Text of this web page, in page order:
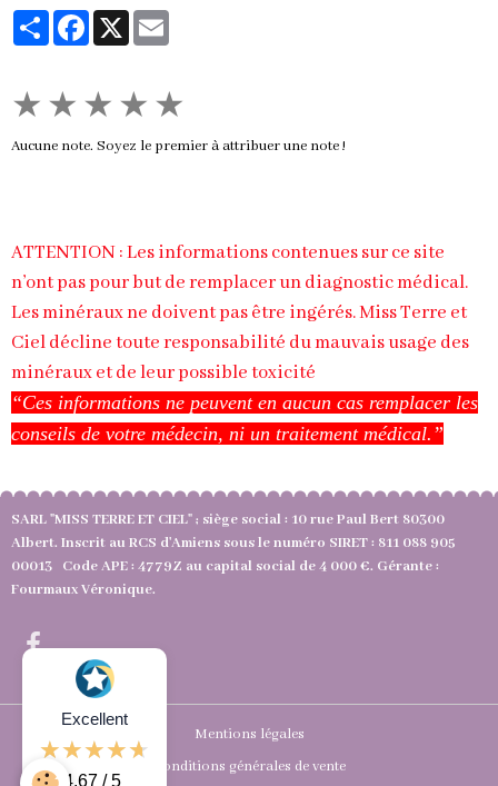
PartagerFacebook
X
★ ★ ★ ★ ★
Aucune note. Soyez le premier à attribuer une note !
ATTENTION : Les informations contenues sur ce site
n’ont pas pour but de remplacer un diagnostic médical.
Les minéraux ne doivent pas être ingérés. Miss Terre et
Ciel décline toute responsabilité du mauvais usage des
minéraux et de leur possible toxicité
“Ces informations ne peuvent en aucun cas remplacer les
conseils de votre médecin, ni un traitement médical.”
SARL "MISS TERRE ET CIEL" ; siège social : 10 rue Paul Bert 80300
Albert. Inscrit au RCS d'Amiens sous le numéro SIRET : 811 088 905
00013 Code APE : 4779Z au capital social de 4 000 €. Gérante :
Fourmaux Véronique.
Mentions légales
Conditions générales de vente
Excellent
4.67 / 5